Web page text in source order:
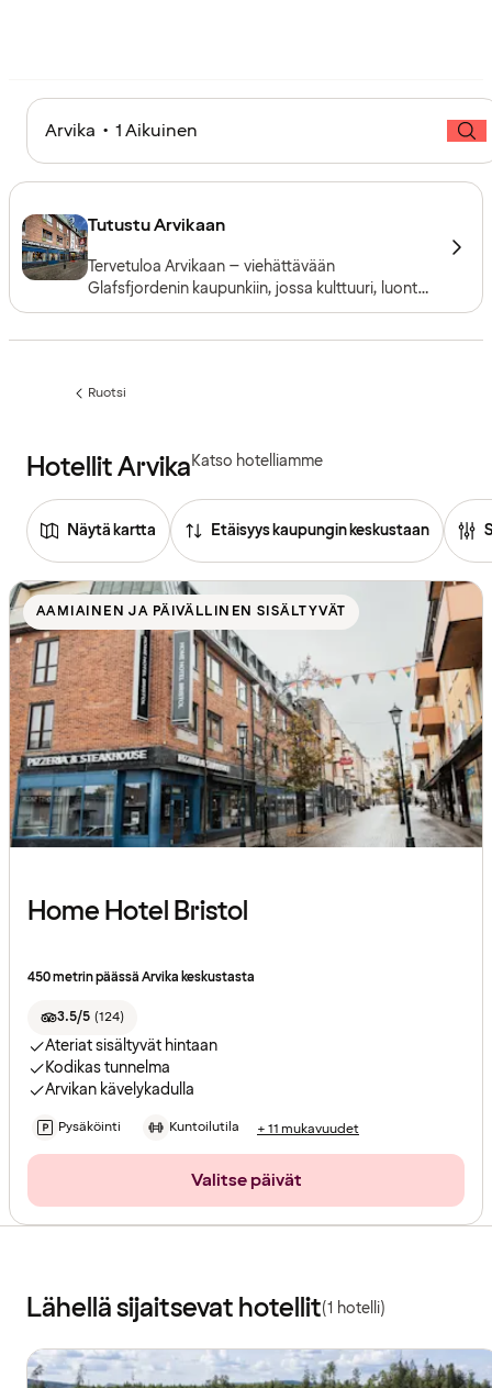
Arvika • 1 Aikuinen
Tutustu Arvikaan
Tervetuloa Arvikaan – viehättävään
Glafsfjordenin kaupunkiin, jossa kulttuuri, luonto
ja perinteet kohtaavat. Tutustu museoihin, nauti
Edellinen
Ruotsi
Hotellit ArvikaKatso hotelliamme
Näytä kartta Etäisyys kaupungin keskustaan
Tutustu
hotelleihin
AAMIAINEN JA PÄIVÄLLINEN SISÄLTYVÄT
Home Hotel Bristol
450 metrin päässä Arvika keskustasta
3.5/5 (124)
Ateriat sisältyvät hintaan
Kodikas tunnelma
Arvikan kävelykadulla
Pysäköinti Kuntoilutila + 11 mukavuudet
Valitse päivät
Lähellä sijaitsevat hotellit(1 hotelli)